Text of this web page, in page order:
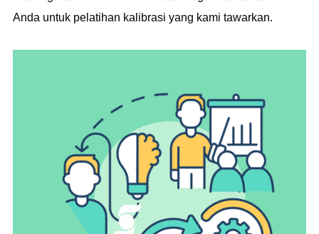
Anda untuk pelatihan kalibrasi yang kami tawarkan.